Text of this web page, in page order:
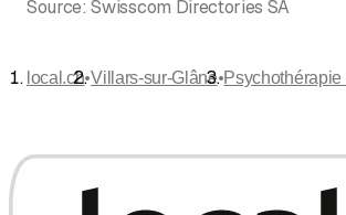
Source: Swisscom Directories SA
local.ch•Villars-sur-Glâne•